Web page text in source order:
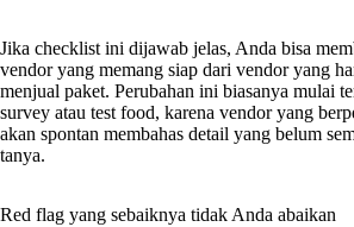
Jika checklist ini dijawab jelas, Anda bisa
vendor yang memang siap dari vendor yang
menjual paket. Perubahan ini biasanya mulai
survey atau test food, karena vendor yang
akan spontan membahas detail yang belum
tanya.
Red flag yang sebaiknya tidak Anda abaikan